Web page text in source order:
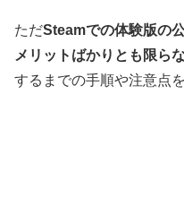
ただSteamでの体験版の
メリットばかりとも限ら
するまでの手順や注意点